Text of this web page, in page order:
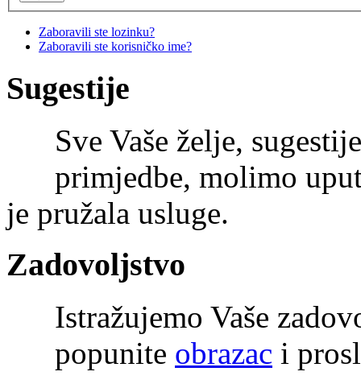
Zaboravili ste lozinku?
Zaboravili ste korisničko ime?
Sugestije
Sve Vaše želje,
primjedbe, molimo
je pružala usluge.
Zadovoljstvo
Istražujemo Vaše
popunite obrazac i